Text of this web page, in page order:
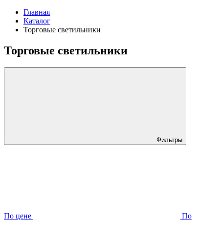
Главная
Каталог
Торговые светильники
Торговые светильники
Фильтры
По цене По